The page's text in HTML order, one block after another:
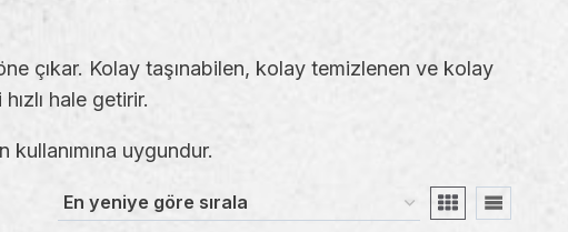
çıkar. Kolay taşınabilen, kolay temizlenen ve kolay
hale getirir.
kullanımına uygundur.